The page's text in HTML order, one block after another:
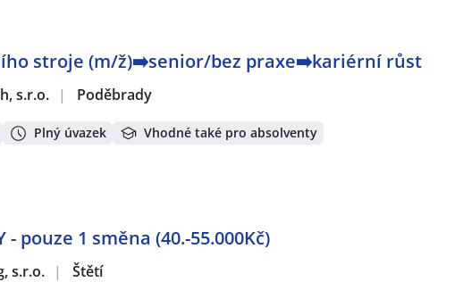
stroje (m/ž)➡️senior/bez praxe➡️kariérní růst
s.r.o. | Poděbrady
Plný úvazek Vhodné také pro absolventy
- pouze 1 směna (40.-55.000Kč)
s.r.o. | Štětí